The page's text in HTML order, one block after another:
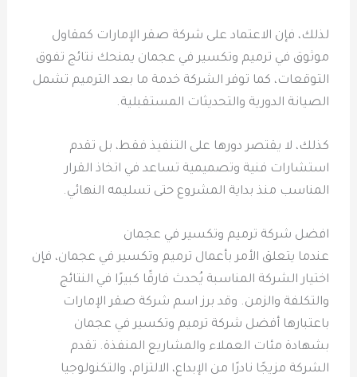
لذلك، فإن الاعتماد على شركة صقر الإمارات كمقاول
موثوق في ترميم وتكسير في عجمان يمنحك نتائج تفوق
التوقعات، كما توفر الشركة خدمة ما بعد الترميم تشمل
الصيانة الدورية والتحديثات المستقبلية.
كذلك، لا يقتصر دورها على التنفيذ فقط، بل تقدم
استشارات فنية وتصميمية تساعد في اتخاذ القرار
المناسب منذ بداية المشروع حتى تسليمه النهائي.
افضل شركة ترميم وتكسير في عجمان
عندما يتعلق الأمر بأعمال ترميم وتكسير في عجمان، فإن
اختيار الشركة المناسبة يُحدث فارقًا كبيرًا في النتائج
والتكلفة والزمن. وقد برز اسم شركة صقر الإمارات
باعتبارها أفضل شركة ترميم وتكسير في عجمان
بشهادة مئات العملاء والمشاريع المنفذة. تقدم
الشركة مزيجًا نادرًا من الإبداع، الالتزام، والتكنولوجيا